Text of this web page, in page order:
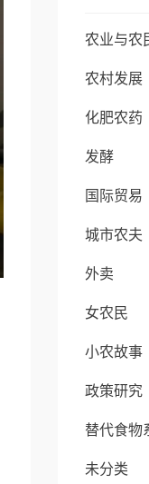
农业与农
农村发展
化肥农药
发酵
国际贸易
城市农夫
外卖
女农民
小农故事
政策研究
替代食物
未分类